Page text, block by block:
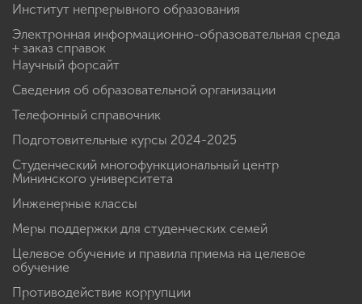
Институт непрерывного образования
Электронная информационно-образовательная среда
+ заказ справок
Научный форсайт
Сведения об образовательной организации
Телефонный справочник
Подготовительные курсы 2024-2025
Студенческий многофункциональный центр
Мининского университета
Инженерные классы
Меры поддержки для студенческих семей
Целевое обучение и правила приема на целевое
обучение
Противодействие коррупции